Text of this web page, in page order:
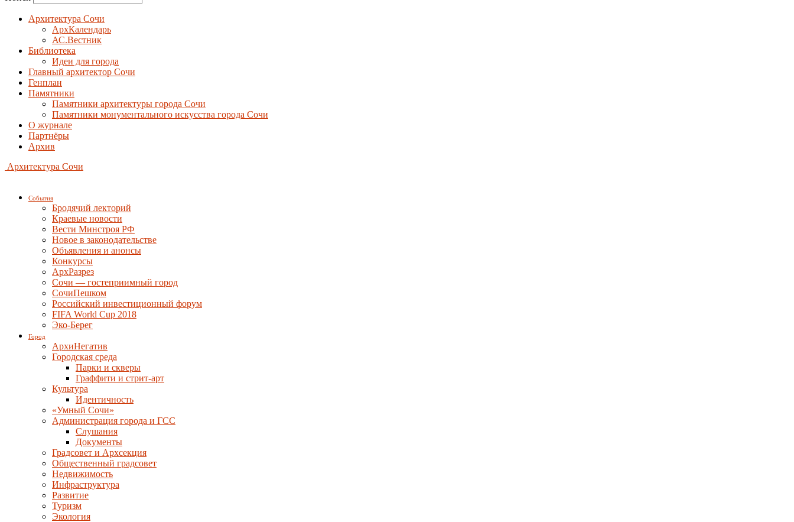
Архитектура Сочи
АрхКалендарь
АС.Вестник
Библиотека
Идеи для города
Главный архитектор Сочи
Генплан
Памятники
Памятники архитектуры города Сочи
Памятники монументального искусства города Сочи
О журнале
Партнёры
Архив
Архитектура Сочи
События
Бродячий лекторий
Краевые новости
Вести Минстроя РФ
Новое в законодательстве
Объявления и анонсы
Конкурсы
АрхРазрез
Сочи — гостеприимный город
СочиПешком
Российский инвестиционный форум
FIFA World Cup 2018
Эко-Берег
Город
АрхиНегатив
Городская среда
Парки и скверы
Граффити и стрит-арт
Культура
Идентичность
«Умный Сочи»
Администрация города и ГСС
Слушания
Документы
Градсовет и Архсекция
Общественный градсовет
Недвижимость
Инфраструктура
Развитие
Туризм
Экология